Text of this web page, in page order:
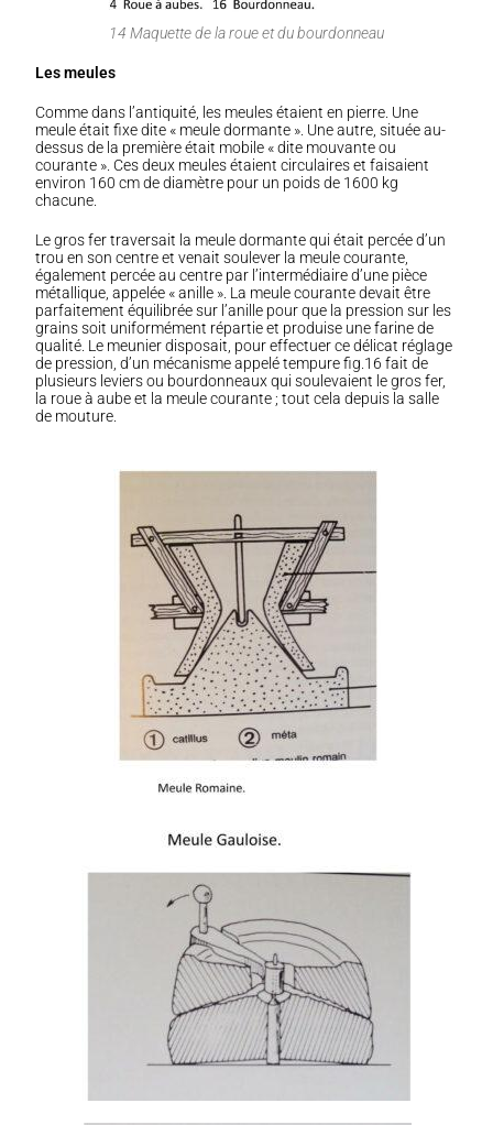
14 Maquette de la roue et du bourdonneau
Les meules
Comme dans l’antiquité, les meules étaient en pierre. Une
meule était fixe dite « meule dormante ». Une autre, située au-
dessus de la première était mobile « dite mouvante ou
courante ». Ces deux meules étaient circulaires et faisaient
environ 160 cm de diamètre pour un poids de 1600 kg
chacune.
Le gros fer traversait la meule dormante qui était percée d’un
trou en son centre et venait soulever la meule courante,
également percée au centre par l’intermédiaire d’une pièce
métallique, appelée « anille ». La meule courante devait être
parfaitement équilibrée sur l’anille pour que la pression sur les
grains soit uniformément répartie et produise une farine de
qualité. Le meunier disposait, pour effectuer ce délicat réglage
de pression, d’un mécanisme appelé tempure fig.16 fait de
plusieurs leviers ou bourdonneaux qui soulevaient le gros fer,
la roue à aube et la meule courante ; tout cela depuis la salle
de mouture.